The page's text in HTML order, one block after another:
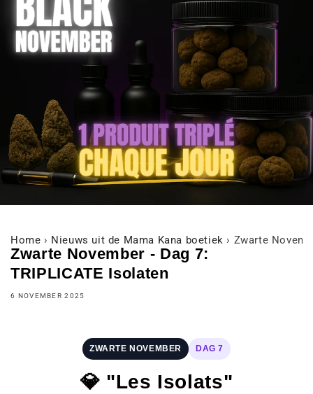
Home › Nieuws uit de Mama Kana boetiek › Zwarte
Zwarte November - Dag 7:
TRIPLICATE Isolaten
6 NOVEMBER 2025
ZWARTE NOVEMBER DAG 7
💎 "Les Isolats"